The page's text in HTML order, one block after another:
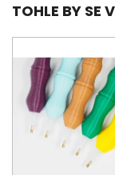
TOHLE BY SE